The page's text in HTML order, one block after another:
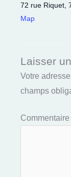
72 rue Riquet
Map
Laisser
Votre
champs
Commentaire